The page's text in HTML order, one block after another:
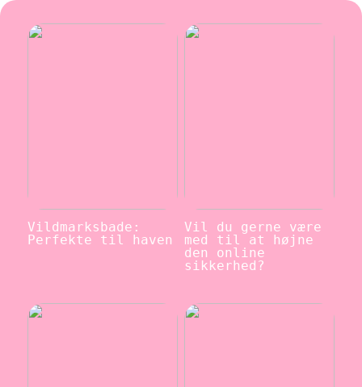
Vildmarksbade:
Perfekte til haven
Vil du gerne være
med til at højne
den online
sikkerhed?